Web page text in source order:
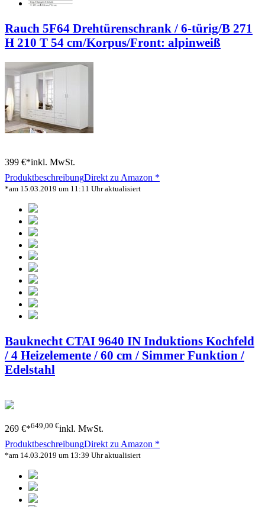
Rauch 5F64 Drehtürenschrank / 6-türig/B 271
H 210 T 54 cm/Korpus/Front: alpinweiß
399 €*inkl. MwSt.
ProduktbeschreibungDirekt zu Amazon *
*am 15.03.2019 um 11:11 Uhr aktualisiert
Bauknecht CTAI 9640 IN Induktions Kochfeld
/ 4 Heizelemente / 60 cm / Simmer Funktion /
Edelstahl
269 €*649,00 €inkl. MwSt.
ProduktbeschreibungDirekt zu Amazon *
*am 14.03.2019 um 13:39 Uhr aktualisiert